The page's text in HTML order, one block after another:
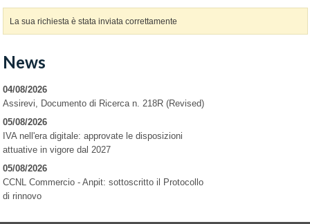
La sua richiesta è stata inviata correttamente
News
04/08/2026
Assirevi, Documento di Ricerca n. 218R (Revised)
05/08/2026
IVA nell'era digitale: approvate le disposizioni
attuative in vigore dal 2027
05/08/2026
CCNL Commercio - Anpit: sottoscritto il Protocollo
di rinnovo